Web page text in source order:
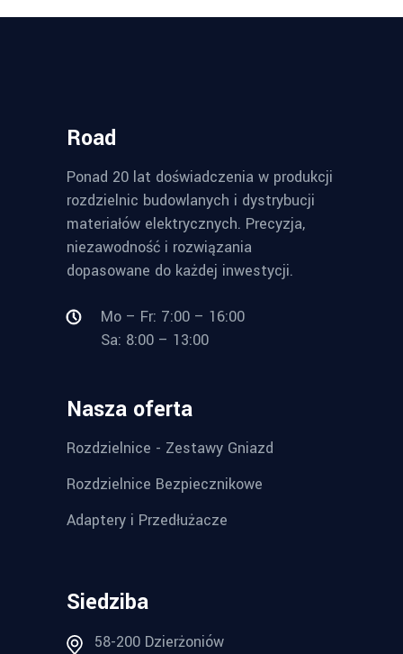
Road
Ponad 20 lat doświadczenia w produkcji
rozdzielnic budowlanych i dystrybucji
materiałów elektrycznych. Precyzja,
niezawodność i rozwiązania
dopasowane do każdej inwestycji.
Mo – Fr: 7:00 – 16:00
Sa: 8:00 – 13:00
Nasza oferta
Rozdzielnice - Zestawy Gniazd
Rozdzielnice Bezpiecznikowe
Adaptery i Przedłużacze
Siedziba
58-200 Dzierżoniów